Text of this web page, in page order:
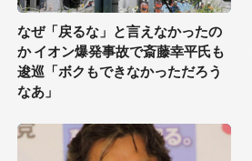
なぜ「戻るな」と言えなかったの
か イオン爆発事故で斎藤幸平氏も
逡巡「ボクもできなかっただろう
なあ」